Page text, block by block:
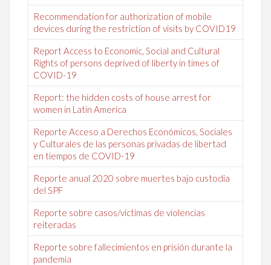
Recommendation for authorization of mobile
devices during the restriction of visits by COVID19
Report Access to Economic, Social and Cultural
Rights of persons deprived of liberty in times of
COVID-19
Report: the hidden costs of house arrest for
women in Latin America
Reporte Acceso a Derechos Económicos, Sociales
y Culturales de las personas privadas de libertad
en tiempos de COVID-19
Reporte anual 2020 sobre muertes bajo custodia
del SPF
Reporte sobre casos/víctimas de violencias
reiteradas
Reporte sobre fallecimientos en prisión durante la
pandemia